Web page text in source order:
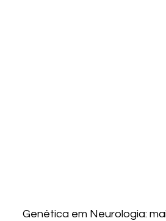
Genética em Neurologia: